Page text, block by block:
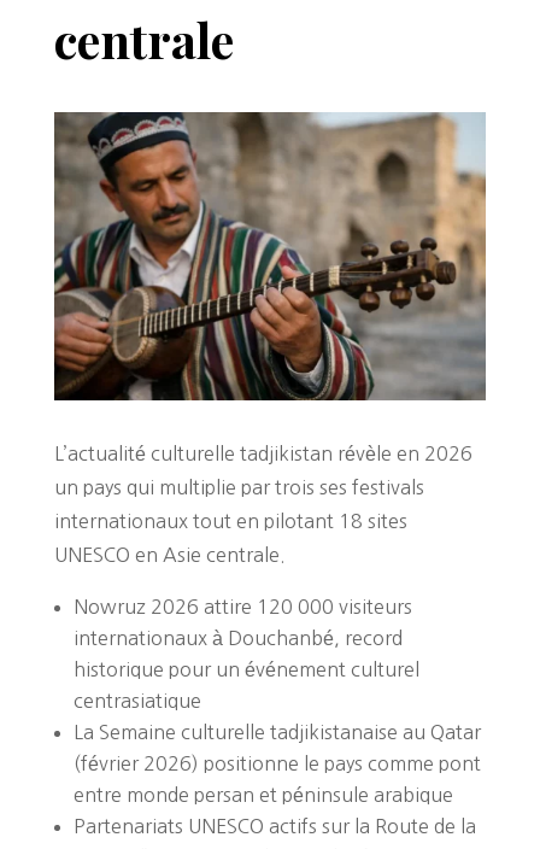
centrale
L’actualité culturelle tadjikistan révèle en 2026
un pays qui multiplie par trois ses festivals
internationaux tout en pilotant 18 sites
UNESCO en Asie centrale.
Nowruz 2026 attire 120 000 visiteurs
internationaux à Douchanbé, record
historique pour un événement culturel
centrasiatique
La Semaine culturelle tadjikistanaise au Qatar
(février 2026) positionne le pays comme pont
entre monde persan et péninsule arabique
Partenariats UNESCO actifs sur la Route de la